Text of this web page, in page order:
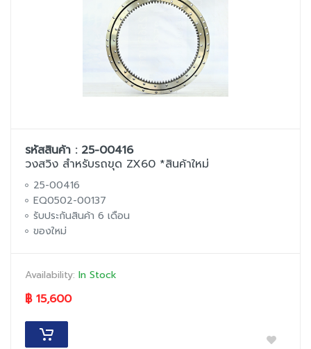
รหัสสินค้า : 25-00416
วงสวิง สำหรับรถขุด ZX60 *สินค้าใหม่
25-00416
EQ0502-00137
รับประกันสินค้า 6 เดือน
ของใหม่
Availability: In Stock
฿ 15,600